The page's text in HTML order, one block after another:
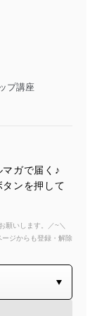
プ講座
ガで届く♪
ンを押して
願いします。／~＼
ジからも登録・解除